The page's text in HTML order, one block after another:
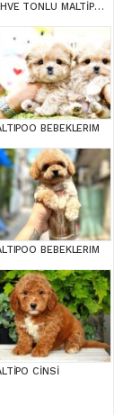
KAHVE TONLU MALTİPOO CİNSİ YAVRULAR
BEBEKLERIM
BEBEKLERIM
CİNSİ